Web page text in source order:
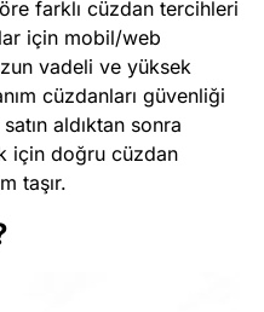
farklı cüzdan tercihleri
için mobil/web
vadeli ve yüksek
cüzdanları güvenliği
aldıktan sonra
için doğru cüzdan
taşır.